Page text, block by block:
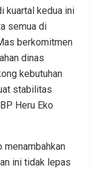
kuartal kedua ini
semua di
berkomitmen
dinas
kebutuhan
stabilitas
Heru Eko
menambahkan
ini tidak lepas